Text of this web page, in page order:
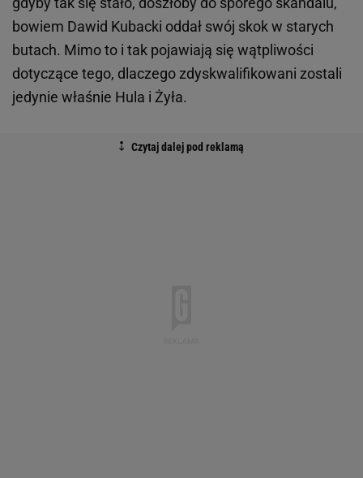
bowiem Dawid Kubacki oddał swój skok w starych
butach. Mimo to i tak pojawiają się wątpliwości
dotyczące tego, dlaczego zdyskwalifikowani zostali
jedynie właśnie Hula i Żyła.